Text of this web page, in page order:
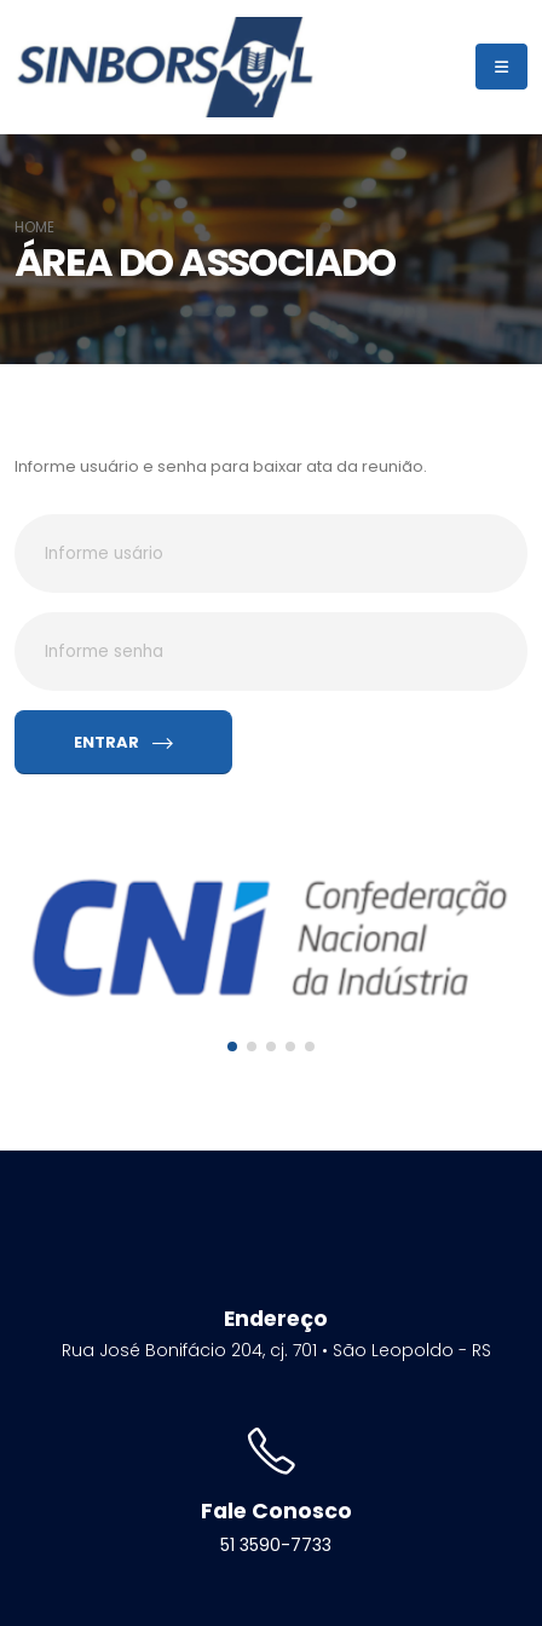
ÁREA DO ASSOCIADO
HOME
Informe usuário e senha para baixar ata da reunião.
ENTRAR
Endereço
Rua José Bonifácio 204, cj. 701 • São Leopoldo - RS
Fale Conosco
51 3590-7733